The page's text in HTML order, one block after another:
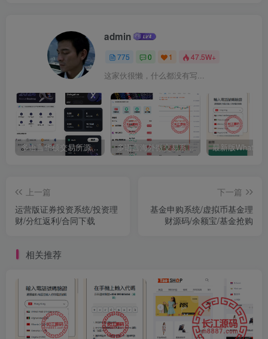
admin
775 0 1 47.5W+
这家伙很懒，什么都没有写...
多语言华硕交易所源码/手机端uniapp电脑端vue.支持秒合约/币币/国际黄金/U本位合约/DeFi挖矿 多语言海外微交易系统源码/虚拟币黄金期货外汇微盘
上一篇
运营版证券投资系统/投资理
财/分红返利/合同下载
下一篇
基金申购系统/虚拟币基金理
财源码/余额宝/基金抢购
相关推荐